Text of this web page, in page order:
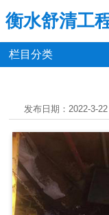
衡水舒清工
栏目分类
发布日期：2022-3-